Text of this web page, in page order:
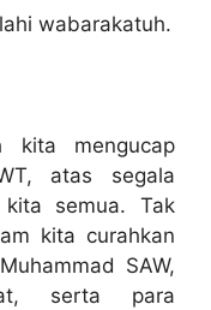
wabarakatuh.
kita mengucap
atas segala
semua. Tak
kita curahkan
SAW,
serta para